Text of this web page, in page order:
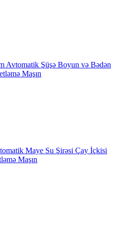
Avtomatik Şüşə Boyun və Bədən
Maşın
Maye Su Şirəsi Çay İçkisi
Maşın